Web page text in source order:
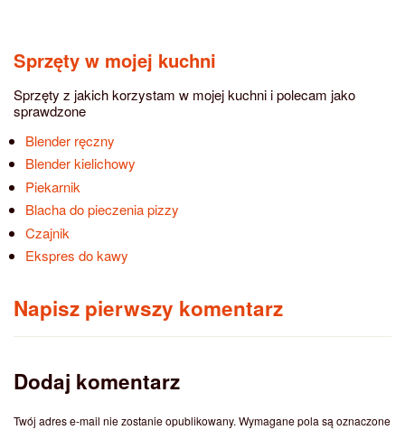
Sprzęty w mojej kuchni
Sprzęty z jakich korzystam w mojej kuchni i polecam jako
sprawdzone
Blender ręczny
Blender kielichowy
Piekarnik
Blacha do pieczenia pizzy
Czajnik
Ekspres do kawy
Napisz pierwszy komentarz
Dodaj komentarz
Twój adres e-mail nie zostanie opublikowany. Wymagane pola są oznaczone